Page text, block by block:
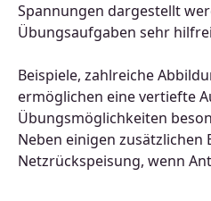
Spannungen dargestellt
Übungsaufgaben sehr
Beispiele, zahlreiche
ermöglichen eine vertiefte
Übungsmöglichkeiten
Neben einigen zusätzlichen
Netzrückspeisung, wenn